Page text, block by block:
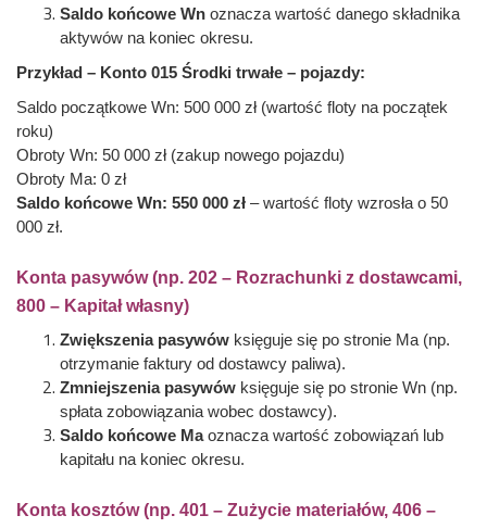
Saldo końcowe Wn oznacza wartość danego składnika
aktywów na koniec okresu.
Przykład – Konto 015 Środki trwałe – pojazdy:
Saldo początkowe Wn: 500 000 zł (wartość floty na początek
roku)
Obroty Wn: 50 000 zł (zakup nowego pojazdu)
Obroty Ma: 0 zł
Saldo końcowe Wn: 550 000 zł – wartość floty wzrosła o 50
000 zł.
Konta pasywów (np. 202 – Rozrachunki z dostawcami,
800 – Kapitał własny)
Zwiększenia pasywów księguje się po stronie Ma (np.
otrzymanie faktury od dostawcy paliwa).
Zmniejszenia pasywów księguje się po stronie Wn (np.
spłata zobowiązania wobec dostawcy).
Saldo końcowe Maoznacza wartość zobowiązań lub
kapitału na koniec okresu.
Konta kosztów (np. 401 – Zużycie materiałów, 406 –